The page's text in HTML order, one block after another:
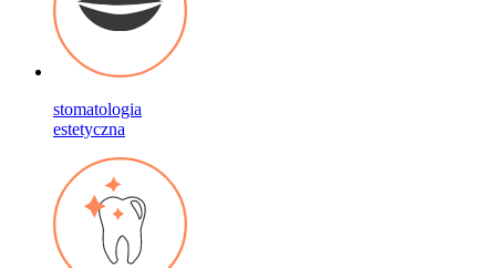
stomatologia
estetyczna